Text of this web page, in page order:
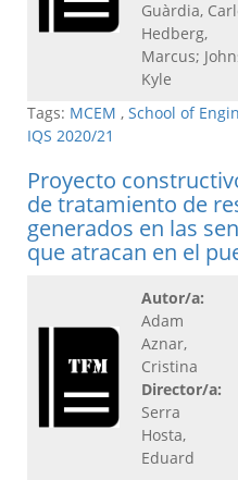
Guàrdia,
Hedberg,
Marcus;
Kyle
Tags: MCEM , School of
IQS 2020/21
Proyecto
de tratamiento de
generados en las
que atracan en el
Autor/a:
Adam
Aznar,
Cristina
Director/a:
Serra
Hosta,
Eduard